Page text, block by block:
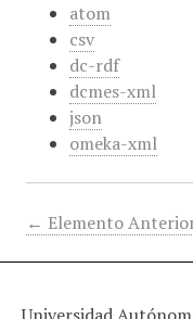
atom
csv
dc-rdf
dcmes-xml
json
omeka-xml
← Elemento